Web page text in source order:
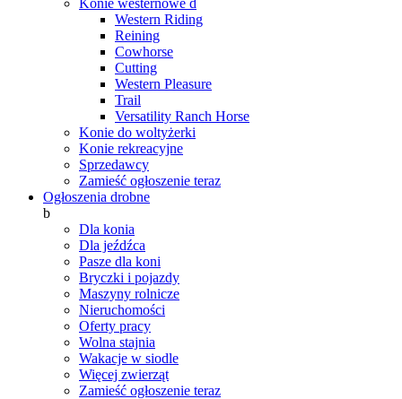
Konie westernowe d
Western Riding
Reining
Cowhorse
Cutting
Western Pleasure
Trail
Versatility Ranch Horse
Konie do woltyżerki
Konie rekreacyjne
Sprzedawcy
Zamieść ogłoszenie teraz
Ogłoszenia drobne
b
Dla konia
Dla jeźdźca
Pasze dla koni
Bryczki i pojazdy
Maszyny rolnicze
Nieruchomości
Oferty pracy
Wolna stajnia
Wakacje w siodle
Więcej zwierząt
Zamieść ogłoszenie teraz